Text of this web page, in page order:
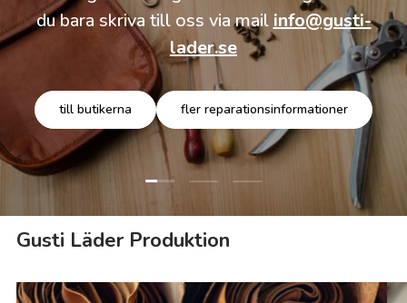
du bara skriva till oss via mail info@gusti-
lader.se
till butikerna fler reparationsinformationer
Ladda bild 1 av 3
Ladda bild 2 av 3
Ladda bild 3 av 3
Gusti Läder Produktion